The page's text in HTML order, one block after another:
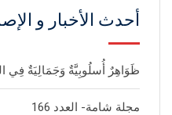
أحدث الأخبار و
ظَوَاهِرٌ أُسلُوبِيَّةٌ وَجَمَالِيَةٌ فِي
مجلة شامة- العدد 166